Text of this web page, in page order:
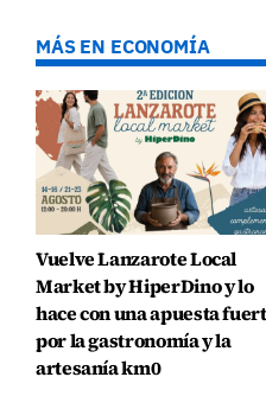
MÁS EN ECONOMÍA
Vuelve Lanzarote Local
Market by HiperDino y lo
hace con una apuesta
por la gastronomía y la
artesanía km0